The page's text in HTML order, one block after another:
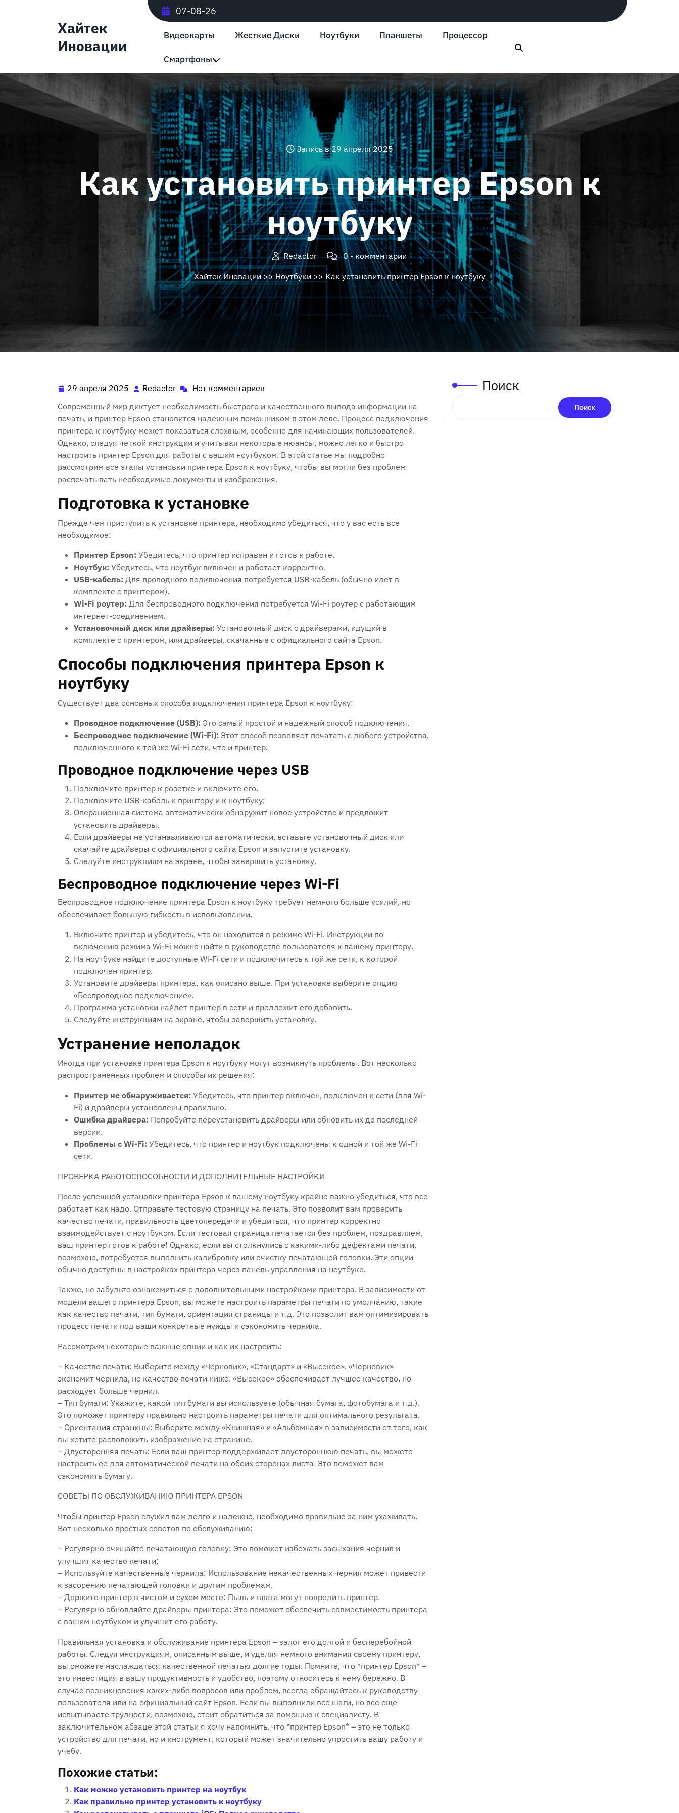
Хайтек
Иновации
07-08-26
Видеокарты Жесткие Диски Ноутбуки Планшеты Процессор
Смартфоны
Запись в 29 апреля 2025
Как установить принтер Epson к
ноутбуку
Redactor
0 - комментарии
Хайтек Иновации>>Ноутбуки >> Как установить принтер Epson к ноутбуку
29 апреля 2025 29
2025
Redactor Redactor
Нет комментариев
Современный мир диктует необходимость быстрого и качественного вывода информации на
печать, и принтер Epson становится надежным помощником в этом деле. Процесс подключения
принтера к ноутбуку может показаться сложным, особенно для начинающих пользователей.
Однако, следуя четкой инструкции и учитывая некоторые нюансы, можно легко и быстро
настроить принтер Epson для работы с вашим ноутбуком. В этой статье мы подробно
рассмотрим все этапы установки принтера Epson к ноутбуку, чтобы вы могли без проблем
распечатывать необходимые документы и изображения.
Подготовка к установке
Прежде чем приступить к установке принтера, необходимо убедиться, что у вас есть все
необходимое:
Принтер Epson: Убедитесь, что принтер исправен и готов к работе.
Ноутбук: Убедитесь, что ноутбук включен и работает корректно.
USB-кабель: Для проводного подключения потребуется USB-кабель (обычно идет в
комплекте с принтером).
Wi-Fi роутер: Для беспроводного подключения потребуется Wi-Fi роутер с работающим
интернет-соединением.
Установочный диск или драйверы: Установочный диск с драйверами, идущий в
комплекте с принтером, или драйверы, скачанные с официального сайта Epson.
Способы подключения принтера Epson к
ноутбуку
Существует два основных способа подключения принтера Epson к ноутбуку:
Проводное подключение (USB): Это самый простой и надежный способ подключения.
Беспроводное подключение (Wi-Fi): Этот способ позволяет печатать с любого устройства,
подключенного к той же Wi-Fi сети, что и принтер.
Проводное подключение через USB
Подключите принтер к розетке и включите его.
Подключите USB-кабель к принтеру и к ноутбуку;
Операционная система автоматически обнаружит новое устройство и предложит
установить драйверы.
Если драйверы не устанавливаются автоматически, вставьте установочный диск или
скачайте драйверы с официального сайта Epson и запустите установку.
Следуйте инструкциям на экране, чтобы завершить установку.
Беспроводное подключение через Wi-Fi
Беспроводное подключение принтера Epson к ноутбуку требует немного больше усилий, но
обеспечивает большую гибкость в использовании.
Включите принтер и убедитесь, что он находится в режиме Wi-Fi. Инструкции по
включению режима Wi-Fi можно найти в руководстве пользователя к вашему принтеру.
На ноутбуке найдите доступные Wi-Fi сети и подключитесь к той же сети, к которой
подключен принтер.
Установите драйверы принтера, как описано выше. При установке выберите опцию
«Беспроводное подключение».
Программа установки найдет принтер в сети и предложит его добавить.
Следуйте инструкциям на экране, чтобы завершить установку.
Устранение неполадок
Иногда при установке принтера Epson к ноутбуку могут возникнуть проблемы. Вот несколько
распространенных проблем и способы их решения:
Принтер не обнаруживается: Убедитесь, что принтер включен, подключен к сети (для Wi-
Fi) и драйверы установлены правильно.
Ошибка драйвера: Попробуйте переустановить драйверы или обновить их до последней
версии.
Проблемы с Wi-Fi: Убедитесь, что принтер и ноутбук подключены к одной и той же Wi-Fi
сети.
ПРОВЕРКА РАБОТОСПОСОБНОСТИ И ДОПОЛНИТЕЛЬНЫЕ НАСТРОЙКИ
После успешной установки принтера Epson к вашему ноутбуку крайне важно убедиться, что все
работает как надо. Отправьте тестовую страницу на печать. Это позволит вам проверить
качество печати, правильность цветопередачи и убедиться, что принтер корректно
взаимодействует с ноутбуком. Если тестовая страница печатается без проблем, поздравляем,
ваш принтер готов к работе! Однако, если вы столкнулись с какими-либо дефектами печати,
возможно, потребуется выполнить калибровку или очистку печатающей головки. Эти опции
обычно доступны в настройках принтера через панель управления на ноутбуке.
Также, не забудьте ознакомиться с дополнительными настройками принтера. В зависимости от
модели вашего принтера Epson, вы можете настроить параметры печати по умолчанию, такие
как качество печати, тип бумаги, ориентация страницы и т.д. Это позволит вам оптимизировать
процесс печати под ваши конкретные нужды и сэкономить чернила.
Рассмотрим некоторые важные опции и как их настроить:
– Качество печати: Выберите между «Черновик», «Стандарт» и «Высокое». «Черновик»
экономит чернила, но качество печати ниже. «Высокое» обеспечивает лучшее качество, но
расходует больше чернил.
– Тип бумаги: Укажите, какой тип бумаги вы используете (обычная бумага, фотобумага и т.д.).
Это поможет принтеру правильно настроить параметры печати для оптимального результата.
– Ориентация страницы: Выберите между «Книжная» и «Альбомная» в зависимости от того, как
вы хотите расположить изображение на странице.
– Двусторонняя печать: Если ваш принтер поддерживает двустороннюю печать, вы можете
настроить ее для автоматической печати на обеих сторонах листа. Это поможет вам
сэкономить бумагу.
СОВЕТЫ ПО ОБСЛУЖИВАНИЮ ПРИНТЕРА EPSON
Чтобы принтер Epson служил вам долго и надежно, необходимо правильно за ним ухаживать.
Вот несколько простых советов по обслуживанию:
– Регулярно очищайте печатающую головку: Это поможет избежать засыхания чернил и
улучшит качество печати;
– Используйте качественные чернила: Использование некачественных чернил может привести
к засорению печатающей головки и другим проблемам.
– Держите принтер в чистом и сухом месте: Пыль и влага могут повредить принтер.
– Регулярно обновляйте драйверы принтера: Это поможет обеспечить совместимость принтера
с вашим ноутбуком и улучшит его работу.
Правильная установка и обслуживание принтера Epson – залог его долгой и бесперебойной
работы. Следуя инструкциям, описанным выше, и уделяя немного внимания своему принтеру,
вы сможете наслаждаться качественной печатью долгие годы. Помните, что *принтер Epson* –
это инвестиция в вашу продуктивность и удобство, поэтому относитесь к нему бережно. В
случае возникновения каких-либо вопросов или проблем, всегда обращайтесь к руководству
пользователя или на официальный сайт Epson. Если вы выполнили все шаги, но все еще
испытываете трудности, возможно, стоит обратиться за помощью к специалисту. В
заключительном абзаце этой статьи я хочу напомнить, что *принтер Epson* – это не только
устройство для печати, но и инструмент, который может значительно упростить вашу работу и
учебу.
Похожие статьи:
Как можно установить принтер на ноутбук
Как правильно принтер установить к ноутбуку
Поиск
Поиск